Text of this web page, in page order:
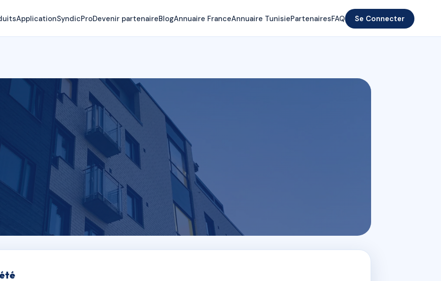
ApplicationSyndicProDevenir partenaireBlogAnnuaire FranceAnnuaire TunisiePartenairesFAQ Se Connecter